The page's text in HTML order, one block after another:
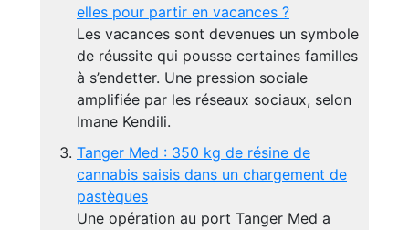
elles pour partir en vacances ?
Les vacances sont devenues un symbole
de réussite qui pousse certaines familles
à s’endetter. Une pression sociale
amplifiée par les réseaux sociaux, selon
Imane Kendili.
Tanger Med : 350 kg de résine de
cannabis saisis dans un chargement de
pastèques
Une opération au port Tanger Med a